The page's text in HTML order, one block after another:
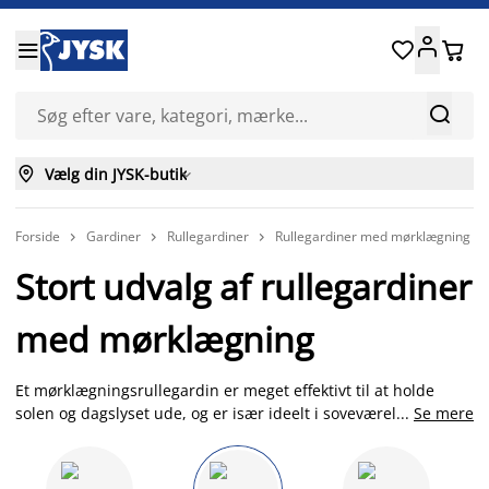


 
 Vælg din JYSK-butik
Forside  Gardiner  Rullegardiner  Rullegardiner med mørklægning
Stort udvalg af rullegardiner
med mørklægning
Et mørklægningsrullegardin er meget effektivt til at holde
solen og dagslyset ude, og er især ideelt i soveværelset og
velfungerende dag, og især lys har en stor effekt på din
søvnkvalitet. Hos JYSK finder du rullegardiner med
... Se mere